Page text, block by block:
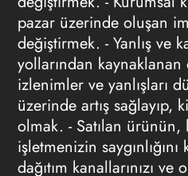
pazar üzerinde oluşan
değiştirmek. - Yanlış ve
yollarından
izlenimler ve yanlışları
üzerinde artış sağlayıp,
olmak. - Satılan ürünün,
işletmenizin
dağıtım kanallarınızı ve